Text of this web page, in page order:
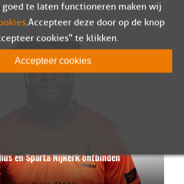
en Sparta Nijkerk ontbinden
goed te laten functioneren maken wij
. Accepteer deze door op de knop
cookies" te klikken.
Accepteer cookies